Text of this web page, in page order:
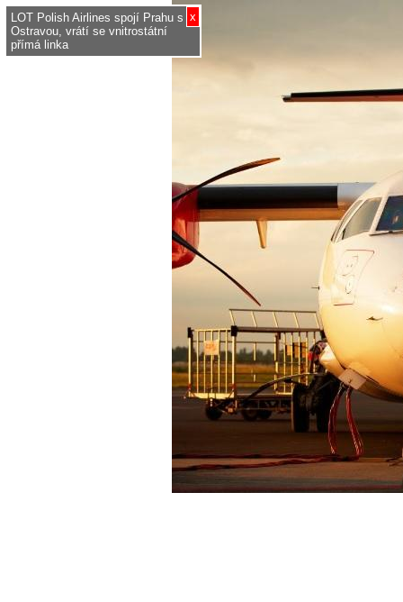
x
LOT Polish Airlines spojí Prahu s
Ostravou, vrátí se vnitrostátní
přímá linka